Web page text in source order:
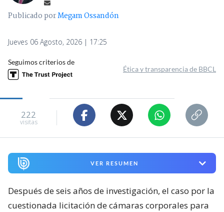
Publicado porMegam Ossandón
Jueves 06 Agosto, 2026 | 17:25
Seguimos criterios de
Ética y transparencia de BBCL
222
visitas
VER RESUMEN
Después de seis años de investigación, el caso por la
cuestionada licitación de cámaras corporales para